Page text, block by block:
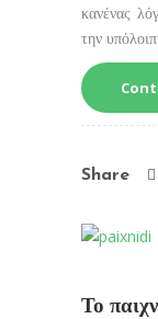
κανένας
την
Share
Το